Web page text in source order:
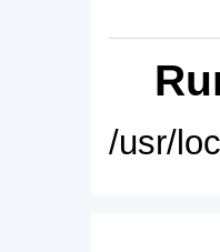
/usr/